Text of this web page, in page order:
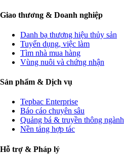
Giao thương & Doanh nghiệp
Danh bạ thương hiệu thủy sản
Tuyển dụng, việc làm
Tìm nhà mua hàng
Vùng nuôi và chứng nhận
Sản phẩm & Dịch vụ
Tepbac Enterprise
Báo cáo chuyên sâu
Quảng bá & truyền thông ngành
Nền tảng hợp tác
Hỗ trợ & Pháp lý